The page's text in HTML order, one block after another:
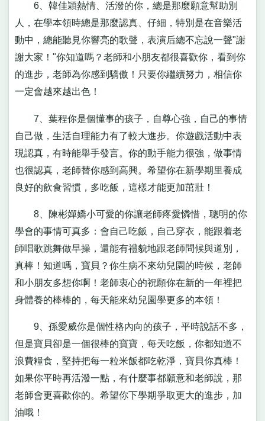
6、韓佳穎熱情、活潑的你，總是那麼願意幫助別
人，在學本領時總是那麼認真、仔細，特別是在音樂活
動中，總能聽見你響亮的歌聲，表演后總不忘說一聲"謝
謝大家！"你知道嗎？老師和小朋友都很喜歡你，看到你
的進步，老師為你感到驕傲！只要你繼續努力，相信你
一定會越來越出色！
7、葉程你是個懂事的孩子，自尊心強，自己的事情
自己做，生活自理能力有了較大進步。你遊戲活動中表
現認真，有時能舉手發言。你的動手能力很強，做事情
也很認真，老師替你感到高興。希望你在新學期里養成
良好的飲食習慣，多吃飯，這樣才能更加茁壯！
8、陳彬嬋嬌小可愛的你讓老師疼愛憐惜，聰明的你
學會的事情可真多：會自己吃飯，自己穿衣，能跟着老
師唱歌跳舞做早操，還能有禮貌地跟老師問候與道別，
真棒！知道嗎，寶貝？你生病不來幼兒園的時候，老師
和小朋友多想你啊！老師衷心的祝願你在新的一年裡把
身體養的棒棒的，每天能來幼兒園學更多的本領！
9、孫愛威你是個性格內向的孩子，平時說話不多，
但是寶貝卻是一個很棒的寶寶，每天吃飯，你都知道不
浪費糧食，堅持把每一粒米飯都吃乾淨，寶貝你真棒！
如果你平時再活潑一點，有什麼事都願意和老師說，那
老師會更喜歡你的。希望你下學期爭取更大的進步，加
油哦！